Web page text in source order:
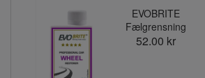
EVOBRITE
Fælgrensning
52.00 kr